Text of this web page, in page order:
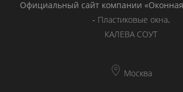
Официальный сайт компании
- Пластиковые окна.
КАЛЕВА СОУТ
Москва